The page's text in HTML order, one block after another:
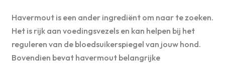
Havermout is een ander ingrediënt om naar te zoeken.
Het is rijk aan voedingsvezels en kan helpen bij het
reguleren van de bloedsuikerspiegel van jouw hond.
Bovendien bevat havermout belangrijke